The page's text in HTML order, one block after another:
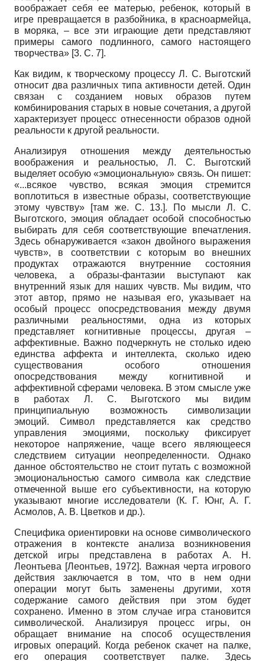
воображает себя ее матерью, ребенок, который в
игре превращается в разбойника, в красноармейца,
в моряка, – все эти играющие дети представляют
примеры самого подлинного, самого настоящего
творчества» [3. С. 7].
Как видим, к творческому процессу Л. С. Выготский
относит два различных типа активности детей. Один
связан с созданием новых образов путем
комбинирования старых в новые сочетания, а другой
характеризует процесс отнесенности образов одной
реальности к другой реальности.
Анализируя отношения между деятельностью
воображения и реальностью, Л. С. Выготский
выделяет особую «эмоциональную» связь. Он пишет:
«...всякое чувство, всякая эмоция стремится
воплотиться в известные образы, соответствующие
этому чувству» [там же. С. 13.]. По мысли Л. С.
Выготского, эмоция обладает особой способностью
выбирать для себя соответствующие впечатления.
Здесь обнаруживается «закон двойного выражения
чувств», в соответствии с которым во внешних
продуктах отражаются внутренние состояния
человека, а образы-фантазии выступают как
внутренний язык для наших чувств. Мы видим, что
этот автор, прямо не называя его, указывает на
особый процесс опосредствования между двумя
различными реальностями, одна из которых
представляет когнитивные процессы, другая –
аффективные. Важно подчеркнуть не столько идею
единства аффекта и интеллекта, сколько идею
существования особого отношения
опосредствования между когнитивной и
аффективной сферами человека. В этом смысле уже
в работах Л. С. Выготского мы видим
принципиальную возможность символизации
эмоций. Символ представляется как средство
управления эмоциями, поскольку фиксирует
некоторое напряжение, чаще всего являющееся
следствием ситуации неопределенности. Однако
данное обстоятельство не стоит путать с возможной
эмоциональностью самого символа как следствие
отмеченной выше его субъективности, на которую
указывают многие исследователи (К. Г. Юнг, А. Г.
Асмолов, А. В. Цветков и др.).
Специфика ориентировки на основе символического
отражения в контексте анализа возникновения
детской игры представлена в работах А. Н.
Леонтьева [Леонтьев, 1972]. Важная черта игрового
действия заключается в том, что в нем одни
операции могут быть заменены другими, хотя
содержание самого действия при этом будет
сохранено. Именно в этом случае игра становится
символической. Анализируя процесс игры, он
обращает внимание на способ осуществления
игровых операций. Когда ребенок скачет на палке,
его операция соответствует палке. Здесь